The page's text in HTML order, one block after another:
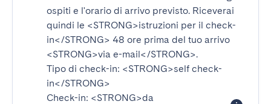
ospiti e l'orario di arrivo previsto. Riceverai
quindi le <STRONG>istruzioni per il check-
in</STRONG> 48 ore prima del tuo arrivo
<STRONG>via e-mail</STRONG>.
Tipo di check-in: <STRONG>self check-
in</STRONG>
Check-in: <STRONG>da